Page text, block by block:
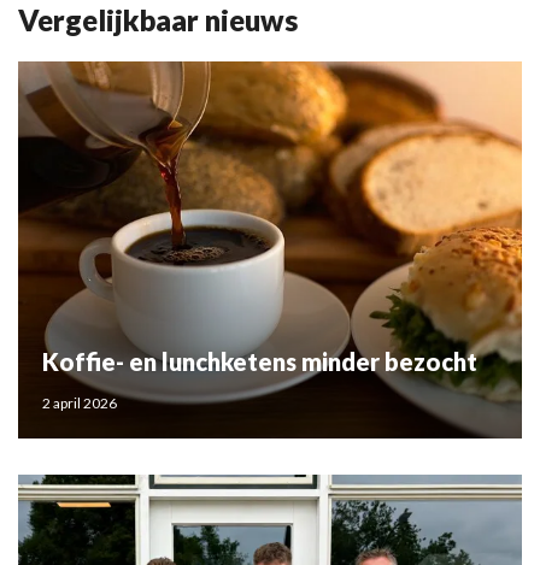
Vergelijkbaar nieuws
Koffie- en lunchketens minder bezocht
2 april 2026